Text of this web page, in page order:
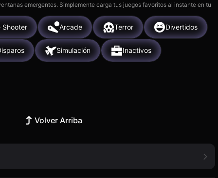
emergentes. Simplemente carga tus juegos favoritos al instante en tu
Shooter Arcade Terror Divertidos
Simulación Inactivos
Volver Arriba